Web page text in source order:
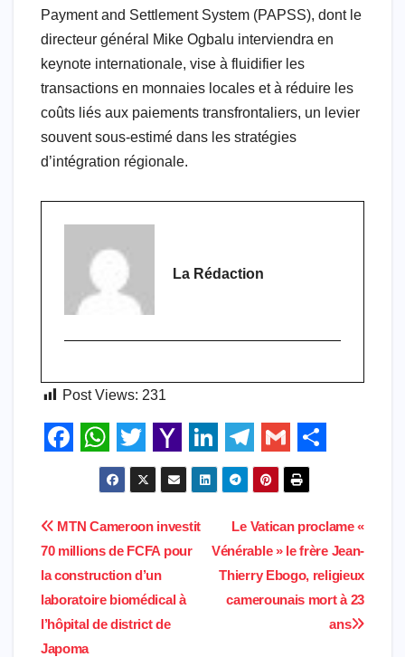
Payment and Settlement System (PAPSS), dont le
directeur général Mike Ogbalu interviendra en
keynote internationale, vise à fluidifier les
transactions en monnaies locales et à réduire les
coûts liés aux paiements transfrontaliers, un levier
souvent sous-estimé dans les stratégies
d’intégration régionale.
La Rédaction
Post Views: 231
c
e
b
o
o
W
a
t
s
A
p
T
w
i
t
t
e
r
Y
a
h
o
o
M
a
L
i
n
k
T
e
e
g
r
G
m
a
i
l
S
h
a
r
e
Navigation
de
l’article
Le Vatican proclame «
Vénérable » le frère Jean-
Thierry Ebogo, religieux
camerounais mort à 23
ans
MTN Cameroon investit
70 millions de FCFA pour
la construction d’un
laboratoire biomédical à
l’hôpital de district de
Japoma